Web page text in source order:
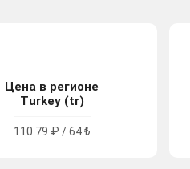
Цена в регионе
Turkey (tr)
110.79 ₽ / 64 ₺